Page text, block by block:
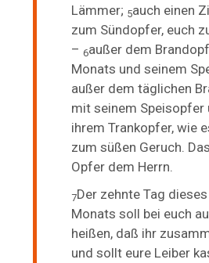
Lämmer; 5auch einen
zum Sündopfer, euch
–6außer dem
Monats und seinem
außer dem täglichen
mit seinem Speisopfer
ihrem Trankopfer, wie
zum süßen Geruch.
Opfer dem Herrn.
7Der zehnte Tag
Monats soll bei euch
heißen, daß ihr
und sollt eure Leiber